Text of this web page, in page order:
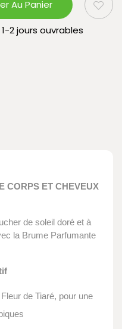
Au Panier
2 jours ouvrables
CORPS ET CHEVEUX
de soleil doré et à
la Brume Parfumante
de Tiaré, pour une